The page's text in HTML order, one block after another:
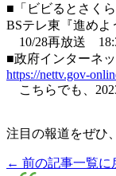
■「ビビるとさく
BSテレ東『進めよ
10/28再放送
■政府インターネ
https://nettv.gov-
こちらでも、
注目の報道をぜひ
← 前の記事一覧に